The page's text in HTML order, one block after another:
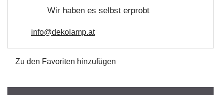
Wir haben es selbst erprobt
info@dekolamp.at
Zu den Favoriten hinzufügen